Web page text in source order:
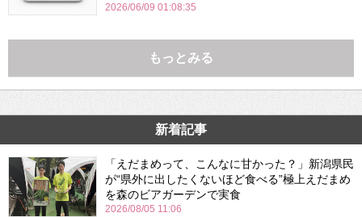
2026/06/09 01:08:35
もっとみる
新着記事
「えだまめって、こんなに甘かった？」新潟県民
が“県外に出したくないほど食べる”極上えだまめ
を森のビアガーデンで実食
2026/08/05 11:06